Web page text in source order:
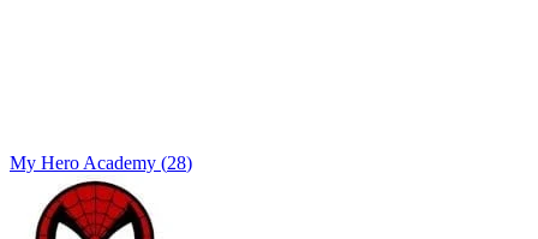
My Hero Academy (28)